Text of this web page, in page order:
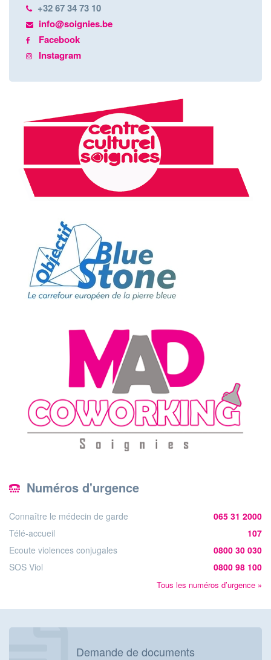
+32 67 34 73 10
info@soignies.be
Facebook
Instagram
Numéros d'urgence
Connaître le médecin de garde
065 31 2000
Télé-accueil
107
Ecoute violences conjugales
0800 30 030
SOS Viol
0800 98 100
Tous les numéros d’urgence »
Demande de documents